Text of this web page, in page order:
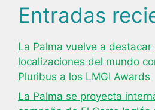
Entradas
La Palma vuelve a
localizaciones del mundo
Pluribus a los LMGI Awards
La Palma se proyecta